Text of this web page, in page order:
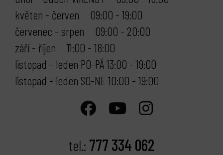
květen - červen 09:00 - 19:00
červenec - srpen 09:00 - 20:00
září - říjen 11:00 - 18:00
listopad - leden PO-PÁ 13:00 - 19:00
listopad - leden SO-NE 10:00 - 19:00
tel.: 777 334 062